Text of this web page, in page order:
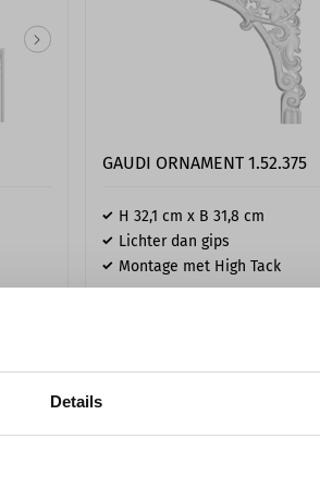
Details
GAUDI ORNAMENT 1.52.375
H 32,1 cm x B 31,8 cm
Lichter dan gips
Montage met High Tack